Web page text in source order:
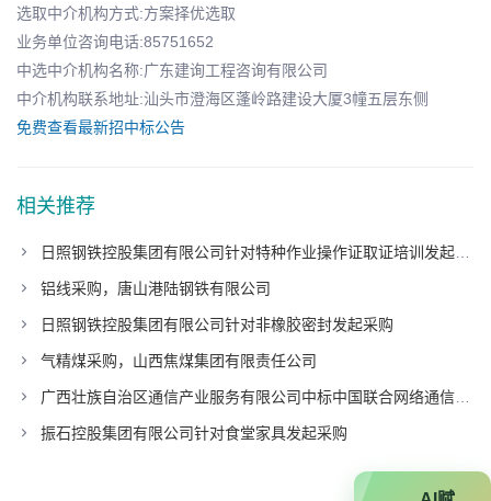
选取中介机构方式:方案择优选取
业务单位咨询电话:85751652
中选中介机构名称:广东建询工程咨询有限公司
中介机构联系地址:汕头市澄海区蓬岭路建设大厦3幢五层东侧
免费查看最新招中标公告
相关推荐
日照钢铁控股集团有限公司针对特种作业操作证取证培训发起采购
铝线采购，唐山港陆钢铁有限公司
日照钢铁控股集团有限公司针对非橡胶密封发起采购
气精煤采购，山西焦煤集团有限责任公司
广西壮族自治区通信产业服务有限公司中标中国联合网络通信有限公司广东省分公司项目
振石控股集团有限公司针对食堂家具发起采购